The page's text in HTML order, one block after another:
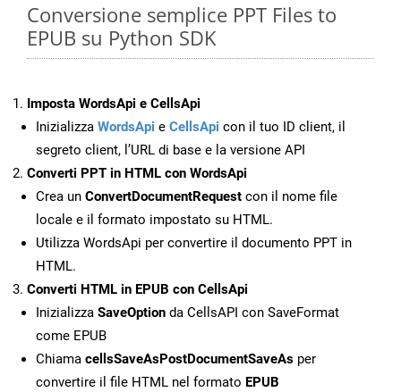
Conversione semplice PPT Files to
EPUB su Python SDK
Imposta WordsApi e CellsApi
Inizializza WordsApi e CellsApi con il tuo ID client, il
segreto client, l’URL di base e la versione API
Converti PPT in HTML con WordsApi
Crea un ConvertDocumentRequest con il nome file
locale e il formato impostato su HTML.
Utilizza WordsApi per convertire il documento PPT in
HTML.
Converti HTML in EPUB con CellsApi
Inizializza SaveOption da CellsAPI con SaveFormat
come EPUB
Chiama cellsSaveAsPostDocumentSaveAs per
convertire il file HTML nel formato EPUB